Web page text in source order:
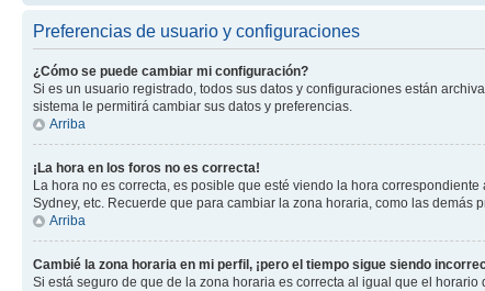
Preferencias de usuario y configuraciones
¿Cómo se puede cambiar mi configuración?
Si es un usuario registrado, todos sus datos y configuraciones están
sistema le permitirá cambiar sus datos y preferencias.
Arriba
¡La hora en los foros no es correcta!
La hora no es correcta, es posible que esté viendo la hora
Sydney, etc. Recuerde que para cambiar la zona horaria, como las
Arriba
Cambié la zona horaria en mi perfil, ¡pero el tiempo sigue siendo
Si está seguro de que de la zona horaria es correcta al igual que el